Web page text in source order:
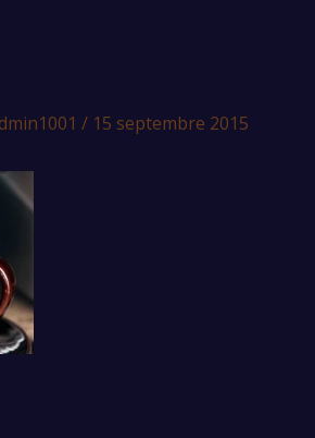
/ 15 septembre 2015